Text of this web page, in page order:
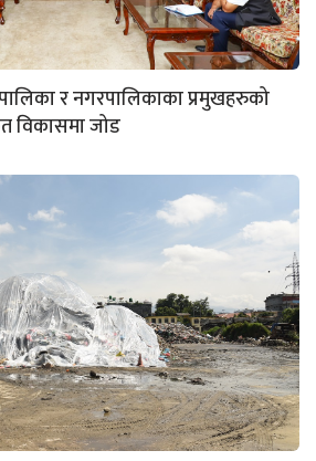
र नगरपालिकाका प्रमुखहरुको
विकासमा जोड